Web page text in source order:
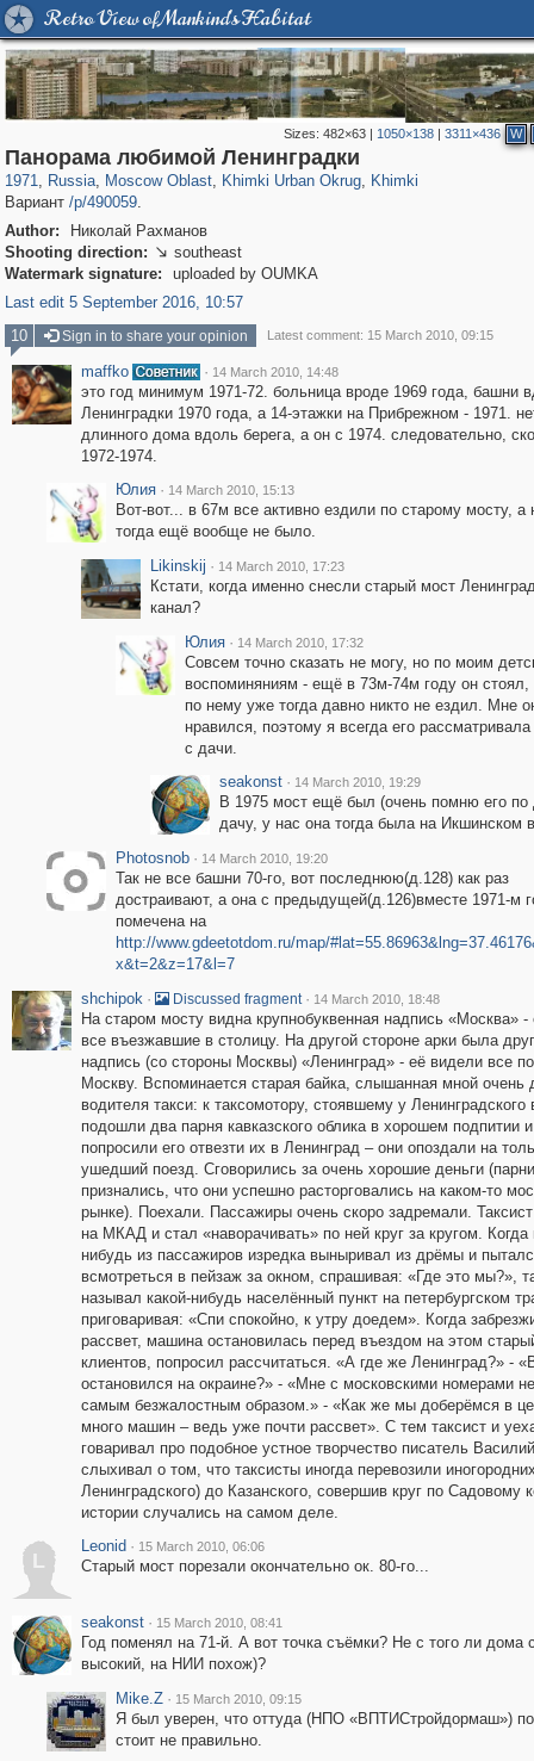
Retro View of Mankind's Habitat
Sizes: 482×63| 1050×138| 3311×436 W
Панорама любимой Ленинградки
1971, Russia
1,406,683 29,243
, Moscow Oblast
96,407 1,691
, Khimki Urban Okrug
3,279 34
, Khimki
2,209
Вариант /p/490059.
Author:
Николай Рахманов
Shooting direction:  southeast
Watermark signature:
uploaded by OUMKA
Last edit 5 September 2016, 10:57
10
Sign in to share your opinion Latest comment: 15 March 2010, 09:15
maffko · 14 March 2010, 14:48
это год минимум 1971-72. больница вроде 1969 года, башни
Ленинградки 1970 года, а 14-этажки на Прибрежном - 1971.
длинного дома вдоль берега, а он с 1974. следовательно,
1972-1974.
Юлия · 14 March 2010, 15:13
Вот-вот... в 67м все активно ездили по старому мосту, а
тогда ещё вообще не было.
Likinskij · 14 March 2010, 17:23
Кстати, когда именно снесли старый мост
канал?
Юлия · 14 March 2010, 17:32
Совсем точно сказать не могу, но по моим
воспоминяниям - ещё в 73м-74м году он стоял,
по нему уже тогда давно никто не ездил. Мне
нравился, поэтому я всегда его
с дачи.
seakonst · 14 March 2010, 19:29
В 1975 мост ещё был (очень помню его по
дачу, у нас она тогда была на Икшинском
Photosnob · 14 March 2010, 19:20
Так не все башни 70-го, вот последнюю(д.128) как раз
достраивают, а она с предыдущей(д.126)вместе 1971-м
помечена на
http://www.gdeetotdom.ru/map/
x&t=2&z=17&l=7
shchipok · Discussed fragment · 14 March 2010, 18:48
На старом мосту видна крупнобуквенная надпись «Москва» -
все въезжавшие в столицу. На другой стороне арки была
надпись (со стороны Москвы) «Ленинград» - её видели все
Москву. Вспоминается старая байка, слышанная мной очень
водителя такси: к таксомотору, стоявшему у Ленинградского
подошли два парня кавказского облика в хорошем подпитии и
попросили его отвезти их в Ленинград – они опоздали на
ушедший поезд. Сговорились за очень хорошие деньги (парни
признались, что они успешно расторговались на каком-то
рынке). Поехали. Пассажиры очень скоро задремали.
на МКАД и стал «наворачивать» по ней круг за кругом. Когда
нибудь из пассажиров изредка выныривал из дрёмы и
всмотреться в пейзаж за окном, спрашивая: «Где это мы?»,
называл какой-нибудь населённый пункт на петербургском
приговаривая: «Спи спокойно, к утру доедем». Когда
рассвет, машина остановилась перед въездом на этом
клиентов, попросил рассчитаться. «А где же Ленинград?» -
остановился на окраине?» - «Мне с московскими номерами
самым безжалостным образом.» - «Как же мы доберёмся в
много машин – ведь уже почти рассвет». С тем таксист и
говаривал про подобное устное творчество писатель
слыхивал о том, что таксисты иногда перевозили
Ленинградского) до Казанского, совершив круг по
истории случались на самом деле.
L
Leonid · 15 March 2010, 06:06
Старый мост порезали окончательно ок. 80-го...
seakonst · 15 March 2010, 08:41
Год поменял на 71-й. А вот точка съёмки? Не с того ли
высокий, на НИИ похож)?
Mike.Z · 15 March 2010, 09:15
Я был уверен, что оттуда (НПО «ВПТИСтройдормаш»)
стоит не правильно.